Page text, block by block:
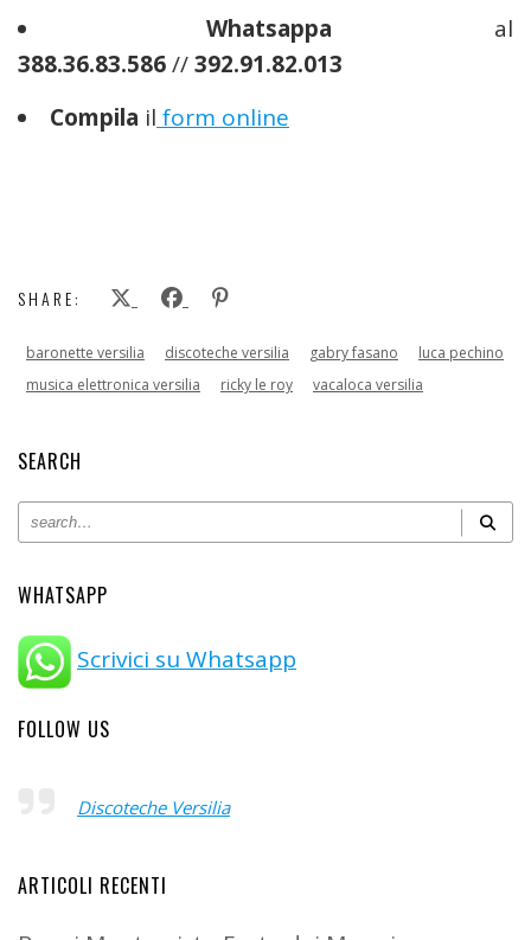
Whatsappa al
388.36.83.586//392.91.82.013
Compila il form online
SHARE:
baronette versilia discoteche versilia gabry fasano
luca pechino
musica elettronica versilia
ricky le roy vacaloca versilia
SEARCH
WHATSAPP
Scrivici su Whatsapp
FOLLOW US
Discoteche Versilia
ARTICOLI RECENTI